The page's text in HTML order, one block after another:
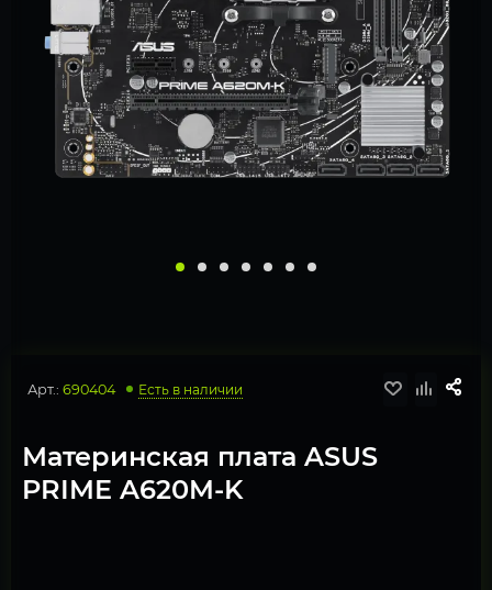
Арт.: 690404 Есть в наличии
Материнская плата ASUS
PRIME A620M-K